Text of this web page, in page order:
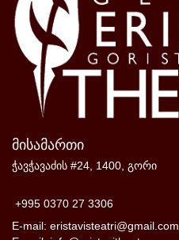
მისამართი
ჭავჭავაძის #24, 1400, გორი
+995 0370 27 3306
E-mail: eristavisteatri@gmail.com